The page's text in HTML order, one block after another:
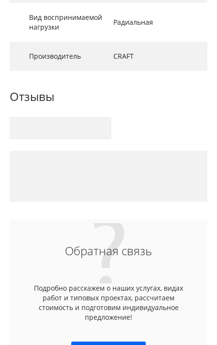
Вид воспринимаемой
нагрузки
Радиальная
Производитель CRAFT
Отзывы
Обратная связь
Подробно расскажем о наших услугах, видах
работ и типовых проектах, рассчитаем
стоимость и подготовим индивидуальное
предложение!